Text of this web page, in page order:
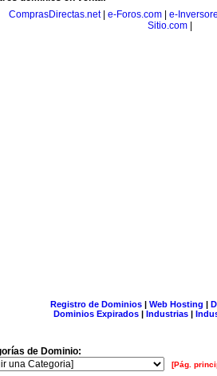
ComprasDirectas.net| e-Foros.com
e-
Sitio.com
Registro de Dominios| Web Hosting |
Dominios Expirados | Industrias |
de Dominio:
[Pág.